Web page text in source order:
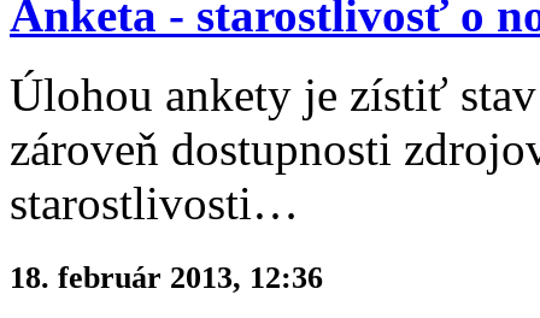
Anketa - starostlivosť o
Úlohou ankety je zístiť
zároveň dostupnosti
starostlivosti…
18. február 2013, 12:36